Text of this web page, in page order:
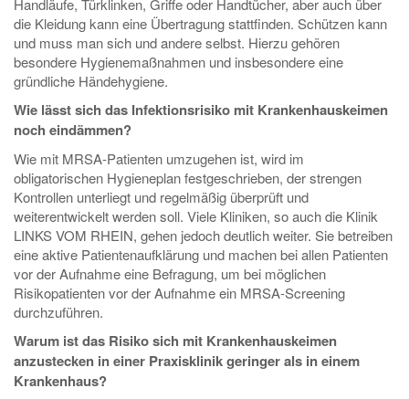
Handläufe, Türklinken, Griffe oder Handtücher, aber auch über
die Kleidung kann eine Übertragung stattfinden. Schützen kann
und muss man sich und andere selbst. Hierzu gehören
besondere Hygienemaßnahmen und insbesondere eine
gründliche Händehygiene.
Wie lässt sich das Infektionsrisiko mit Krankenhauskeimen
noch eindämmen?
Wie mit MRSA-Patienten umzugehen ist, wird im
obligatorischen Hygieneplan festgeschrieben, der strengen
Kontrollen unterliegt und regelmäßig überprüft und
weiterentwickelt werden soll. Viele Kliniken, so auch die Klinik
LINKS VOM RHEIN, gehen jedoch deutlich weiter. Sie betreiben
eine aktive Patientenaufklärung und machen bei allen Patienten
vor der Aufnahme eine Befragung, um bei möglichen
Risikopatienten vor der Aufnahme ein MRSA-Screening
durchzuführen.
Warum ist das Risiko sich mit Krankenhauskeimen
anzustecken in einer Praxisklinik geringer als in einem
Krankenhaus?